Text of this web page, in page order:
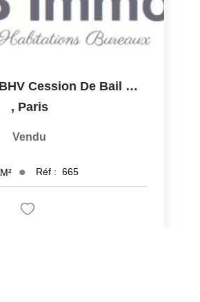
75004 Secteur BHV Cession De Bail Boutique D'angle PàP De...
, Paris
Vendu
M² Réf : 665